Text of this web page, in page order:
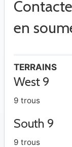
en
TERRAINS
West 9
9 trous
South 9
9 trous